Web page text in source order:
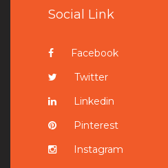
Social Link
Facebook
Twitter
Linkedin
Pinterest
Instagram